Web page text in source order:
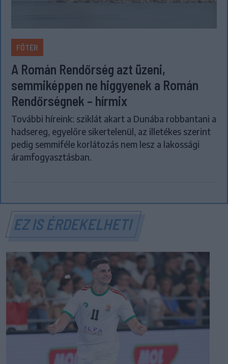
FŐTÉR
A Román Rendőrség azt üzeni,
semmiképpen ne higgyenek a Román
Rendőrségnek – hírmix
További híreink: sziklát akart a Dunába robbantani a
hadsereg, egyelőre sikertelenül, az illetékes szerint
pedig semmiféle korlátozás nem lesz a lakossági
áramfogyasztásban.
EZ IS ÉRDEKELHETI